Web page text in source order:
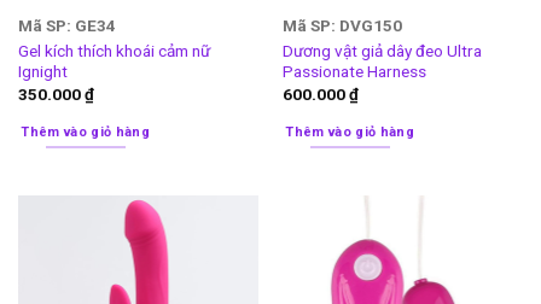
Mã SP: GE34
Gel kích thích khoái cảm nữ
Ignight
350.000₫
Thêm vào giỏ hàng
Mã SP: DVG150
Dương vật giả dây đeo Ultra
Passionate Harness
600.000₫
Thêm vào giỏ hàng